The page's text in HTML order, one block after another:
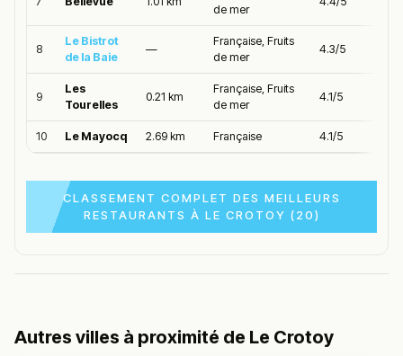
de mer
8
Le Bistrot
de la Baie
—
Française, Fruits
de mer
4.3/5
9
Les
Tourelles
0.21 km
Française, Fruits
de mer
4.1/5
10 Le Mayocq 2.69 km Française 4.1/5
CLASSEMENT COMPLET DES MEILLEURS
RESTAURANTS À LE CROTOY (20)
Autres villes à proximité de Le Crotoy